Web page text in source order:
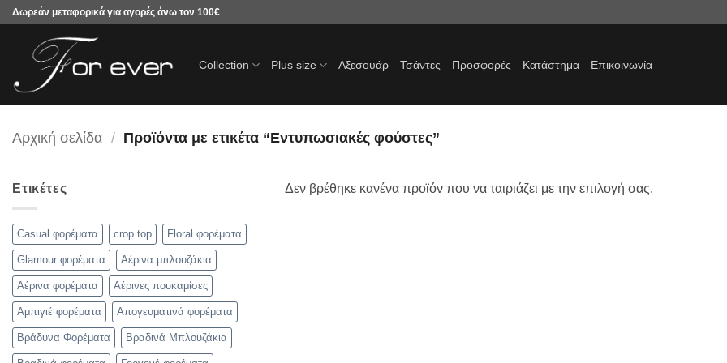
Μετάβαση
περιεχόμενο
Δωρεάν μεταφορικά για αγορές άνω τον 100€
Collection Plus size Αξεσουάρ Τσάντες Προσφορές Κατάστημα Επικοινωνία
Αρχική σελίδα / Προϊόντα με ετικέτα “Εντυπωσιακές φούστες”
Ετικέτες
Casual φορέματα crop top Floral φορέματα
Glamour φορέματα Αέρινα μπλουζάκια
Αέρινα φορέματα Αέρινες πουκαμίσες
Αμπιγιέ φορέματα Απογευματινά φορέματα
Βράδυνα Φορέματα Βραδινά Μπλουζάκια
Δεν βρέθηκε κανένα προϊόν που να ταιριάζει με την επιλογή σας.